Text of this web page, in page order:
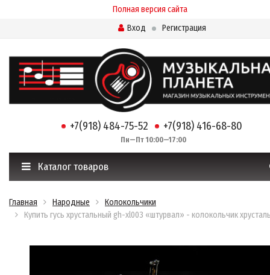
Полная версия сайта
Вход
Регистрация
+7(918) 484-75-52 +7(918) 416-68-80
Пн—Пт 10:00—17:00
Каталог товаров
Главная Народные
Колокольчики
Купить гусь хрустальный gh-xl003 «штурвал» - колокольчик